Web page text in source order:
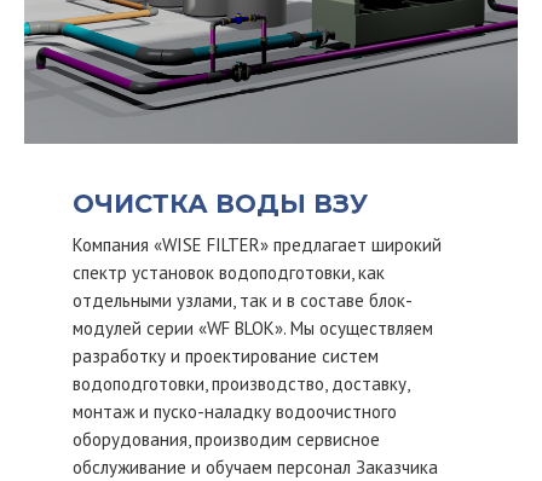
ОЧИСТКА ВОДЫ ВЗУ
Компания «WISE FILTER» предлагает широкий
спектр установок водоподготовки, как
отдельными узлами, так и в составе блок-
модулей серии «WF BLOK». Мы осуществляем
разработку и проектирование систем
водоподготовки, производство, доставку,
монтаж и пуско-наладку водоочистного
оборудования, производим сервисное
обслуживание и обучаем персонал Заказчика